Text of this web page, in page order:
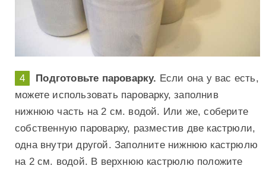
Подготовьте пароварку. Если она у вас есть,
можете использовать пароварку, заполнив
нижнюю часть на 2 см. водой. Или же, соберите
собственную пароварку, разместив две кастрюли,
одна внутри другой. Заполните нижнюю кастрюлю
на 2 см. водой. В верхнюю кастрюлю положите